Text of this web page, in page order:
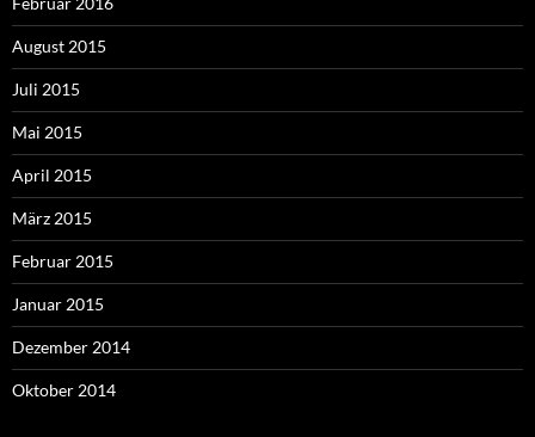
August 2015
Juli 2015
Mai 2015
April 2015
März 2015
Februar 2015
Januar 2015
Dezember 2014
Oktober 2014